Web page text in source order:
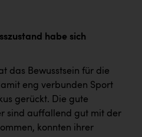
habe sich
das Bewusstsein für die
eng verbunden Sport
gerückt. Die gute
sind auffallend gut mit der
konnten ihrer